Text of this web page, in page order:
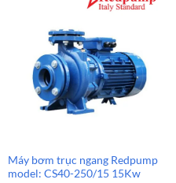
Máy bơm trục ngang Redpump
model: CS40-250/15 15Kw